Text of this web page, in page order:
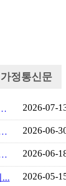
가정통신문
2026-07-
2026-06-
2026-06-
... 2026-05-